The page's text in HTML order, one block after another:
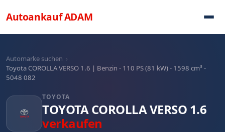
AutoankaufADAM
Automarke suchen ›
Toyota COROLLA VERSO 1.6 | Benzin - 110 PS (81 kW) - 1598 cm³ -
5048 082
TOYOTA
TOYOTA COROLLA VERSO 1.6
verkaufen